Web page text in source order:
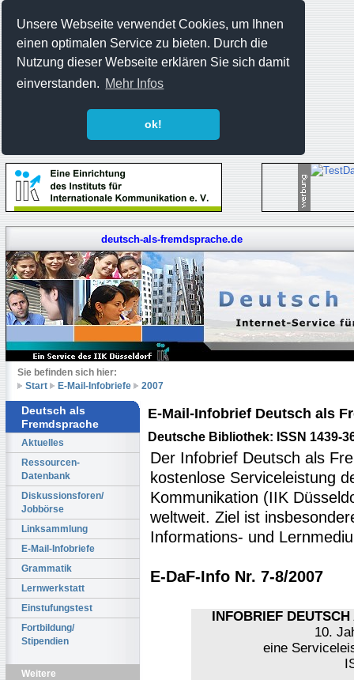
Unsere Webseite verwendet Cookies, um Ihnen
einen optimalen Service zu bieten. Durch die
Nutzung dieser Webseite erklären Sie sich damit
einverstanden. Mehr Infos
ok!
deutsch-als-fremdsprache.de
Sie befinden sich hier:
Start
E-Mail-Infobriefe 2007
Deutsch als
Fremdsprache
Aktuelles
Ressourcen-
Datenbank
Diskussionsforen/
Jobbörse
Linksammlung
E-Mail-Infobriefe
Grammatik
Lernwerkstatt
Einstufungstest
Fortbildung/
Stipendien
Weitere
E-Mail-Infobrief Deutsch als
Deutsche Bibliothek: ISSN 1439-
Der Infobrief Deutsch als
kostenlose Serviceleistung
Kommunikation (IIK
weltweit. Ziel ist
Informations- und
E-DaF-Info Nr. 7-8/2007
INFOBRIEF
10.
eine